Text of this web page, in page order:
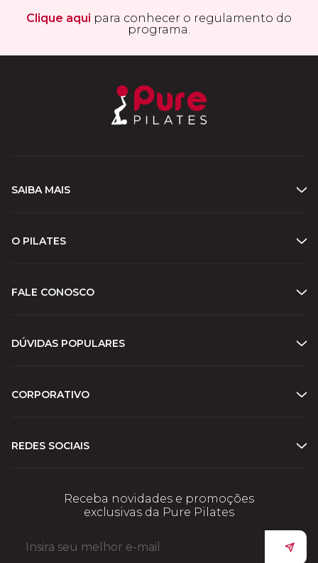
Clique aqui para conhecer o regulamento do
programa.
SAIBA MAIS
O PILATES
FALE CONOSCO
DÚVIDAS POPULARES
CORPORATIVO
REDES SOCIAIS
Receba novidades e promoções
exclusivas da Pure Pilates